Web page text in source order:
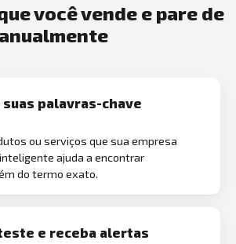
você vende e pare de
palavras-chave
ou serviços que sua empresa
ajuda a encontrar
do termo exato.
e receba alertas